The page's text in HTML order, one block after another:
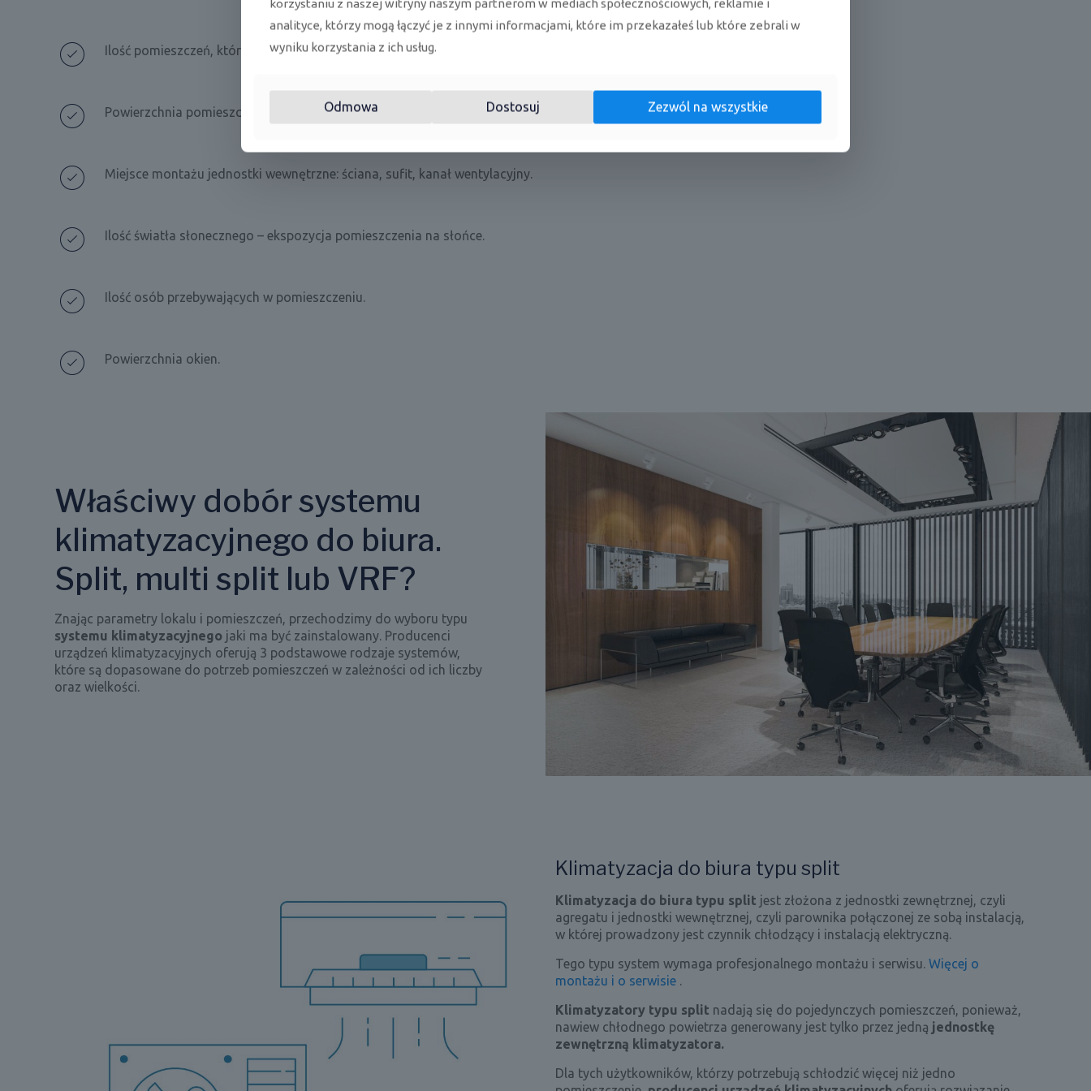
Ilość pomieszczeń, które mają być ochładzane lub ogrzewane klimatyzacją.
Powierzchnia pomieszczenia / pomieszczeń.
Miejsce montażu jednostki wewnętrzne: ściana, sufit, kanał wentylacyjny.
Ilość światła słonecznego – ekspozycja pomieszczenia na słońce.
Ilość osób przebywających w pomieszczeniu.
Powierzchnia okien.
Właściwy dobór systemu
klimatyzacyjnego do biura.
Split, multi split lub VRF?
Znając parametry lokalu i pomieszczeń, przechodzimy do wyboru typu
systemu klimatyzacyjnego jaki ma być zainstalowany. Producenci
urządzeń klimatyzacyjnych oferują 3 podstawowe rodzaje systemów,
które są dopasowane do potrzeb pomieszczeń w zależności od ich liczby
oraz wielkości.
Klimatyzacja do biura typu split
Klimatyzacja do biura typu split jest złożona z jednostki zewnętrznej, czyli
agregatu i jednostki wewnętrznej, czyli parownika połączonej ze sobą instalacją,
w której prowadzony jest czynnik chłodzący i instalacją elektryczną.
Tego typu system wymaga profesjonalnego montażu i serwisu. Więcej o
montażu i o serwisie .
Klimatyzatory typu split nadają się do pojedynczych pomieszczeń, ponieważ,
nawiew chłodnego powietrza generowany jest tylko przez jedną jednostkę
zewnętrzną klimatyzatora.
Dla tych użytkowników, którzy potrzebują schłodzić więcej niż jedno
korzystaniu z naszej witryny naszym partnerom w mediach społecznościowych, reklamie i
analityce, którzy mogą łączyć je z innymi informacjami, które im przekazałeś lub które zebrali w
wyniku korzystania z ich usług.
Odmowa Dostosuj Zezwól na wszystkie